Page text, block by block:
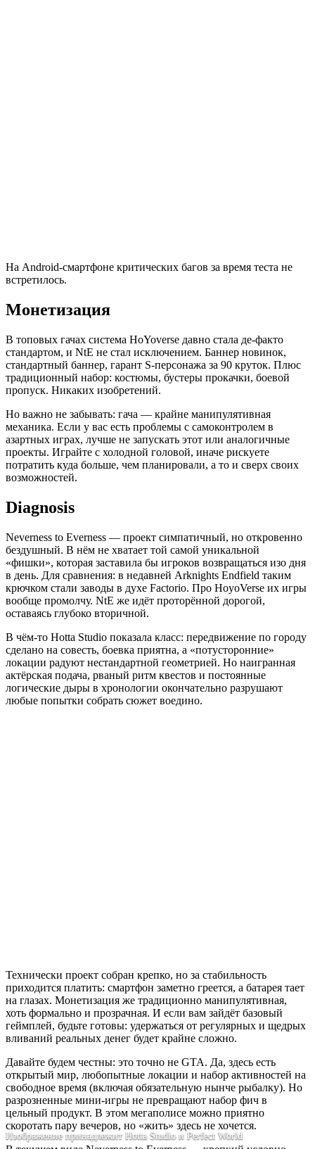
Изображение принадлежит Hotta Studio и Perfect World
Изображение принадлежит Hotta Studio и Perfect World
На Android-смартфоне критических багов за время теста не
встретилось.
Монетизация
В топовых гачах система HoYoverse давно стала де-факто
стандартом, и NtE не стал исключением. Баннер новинок,
стандартный баннер, гарант S-персонажа за 90 круток. Плюс
традиционный набор: костюмы, бустеры прокачки, боевой
пропуск. Никаких изобретений.
Но важно не забывать: гача — крайне манипулятивная
механика. Если у вас есть проблемы с самоконтролем в
азартных играх, лучше не запускать этот или аналогичные
проекты. Играйте с холодной головой, иначе рискуете
потратить куда больше, чем планировали, а то и сверх своих
возможностей.
Diagnosis
Neverness to Everness — проект симпатичный, но откровенно
бездушный. В нём не хватает той самой уникальной
«фишки», которая заставила бы игроков возвращаться изо дня
в день. Для сравнения: в недавней Arknights Endfield таким
крючком стали заводы в духе Factorio. Про HoyoVerse их игры
вообще промолчу. NtE же идёт проторённой дорогой,
оставаясь глубоко вторичной.
В чём-то Hotta Studio показала класс: передвижение по городу
сделано на совесть, боевка приятна, а «потусторонние»
локации радуют нестандартной геометрией. Но наигранная
актёрская подача, рваный ритм квестов и постоянные
логические дыры в хронологии окончательно разрушают
любые попытки собрать сюжет воедино.
Технически проект собран крепко, но за стабильность
приходится платить: смартфон заметно греется, а батарея тает
на глазах. Монетизация же традиционно манипулятивная,
хоть формально и прозрачная. И если вам зайдёт базовый
геймплей, будьте готовы: удержаться от регулярных и щедрых
вливаний реальных денег будет крайне сложно.
Давайте будем честны: это точно не GTA. Да, здесь есть
открытый мир, любопытные локации и набор активностей на
свободное время (включая обязательную нынче рыбалку). Но
разрозненные мини-игры не превращают набор фич в
цельный продукт. В этом мегаполисе можно приятно
скоротать пару вечеров, но «жить» здесь не хочется.